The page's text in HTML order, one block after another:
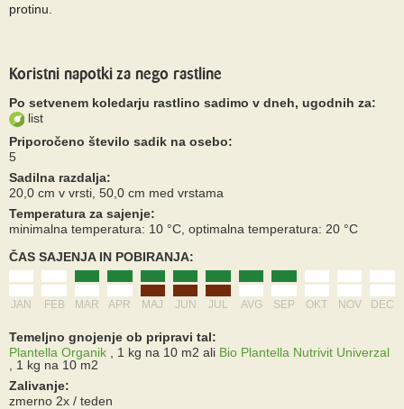
protinu.
Koristni napotki za nego rastline
Po setvenem koledarju rastlino sadimo v dneh, ugodnih za:
list
Priporočeno število sadik na osebo:
5
Sadilna razdalja:
20,0 cm v vrsti, 50,0 cm med vrstama
Temperatura za sajenje:
minimalna temperatura: 10 °C, optimalna temperatura: 20 °C
ČAS SAJENJA IN POBIRANJA:
JAN FEB MAR APR MAJ JUN JUL AVG SEP OKT NOV DEC
Temeljno gnojenje ob pripravi tal:
Plantella Organik
, 1 kg na 10 m2 ali Bio Plantella Nutrivit Univerzal
, 1 kg na 10 m2
Zalivanje:
zmerno 2x / teden